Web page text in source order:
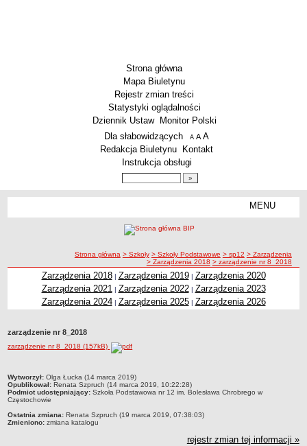
Strona główna
Mapa Biuletynu
Rejestr zmian treści
Statystyki oglądalności
Dziennik Ustaw
Monitor Polski
Menu dodatkowe
Dla słabowidzących A pomniejsz czcionkę
A standardowy rozmiar czcionki
A
Redakcja Biuletynu
Kontakt
Instrukcja obsługi
MENU
Zespoły Szkół
Techniczne Zakłady Naukowe
PRZEDSZKOLA
ARCHIWUM SZKÓŁ I PLACÓWEK
Zlikwidowane gimnazja
Wielofunkcyjna Placówka
SPECJALNE OŚRODKI SZKOLNO-WYCHOWAWCZE
Specjalny Ośrodek nr 1
ścieżka nawigacji
Strona główna > Szkoły > Szkoły Podstawowe > sp12 > Zarządzenia
> Zarządzenia 2018 > zarządzenie nr 8_2018
Zarządzenia 2018| Zarządzenia 2019| Zarządzenia 2020
Zarządzenia 2021 | Zarządzenia 2022| Zarządzenia 2023
Zarządzenia 2024| Zarządzenia 2025| Zarządzenia 2026
zarządzenie nr 8_2018
zarządzenie nr 8_2018 (157kB)
metryczka
Wytworzył: Olga Łucka (14 marca 2019)
Opublikował: Renata Szpruch (14 marca 2019, 10:22:28)
Podmiot udostępniający: Szkoła Podstawowa nr 12 im. Bolesława Chrobrego w
Częstochowie
Ostatnia zmiana: Renata Szpruch (19 marca 2019, 07:38:03)
Zmieniono: zmiana katalogu
rejestr zmian tej informacji »